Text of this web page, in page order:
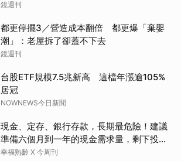
鏡週刊
都更停擺3／營造成本翻倍 都更爆「棄嬰
潮」：老屋拆了卻蓋不下去
鏡週刊
台股ETF規模7.5兆新高 這檔年漲逾105%
居冠
NOWNEWS今日新聞
現金、定存、銀行存款，長期最危險！建議
準備六個月到一年的現金需求量，剩下投資
這2個
幸福熟齡 X 今周刊